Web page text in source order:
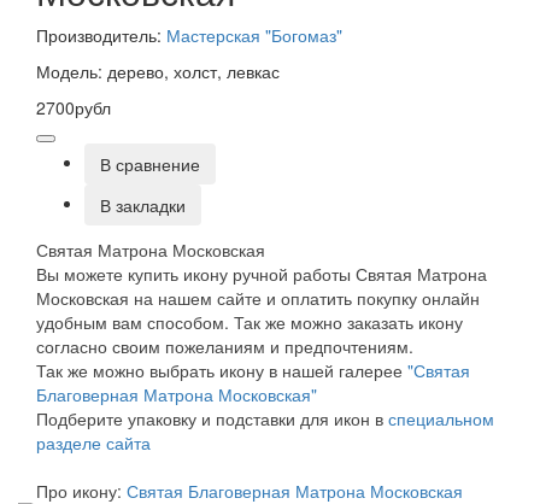
Производитель: Мастерская "Богомаз"
Модель: дерево, холст, левкас
2700рубл
В сравнение
В закладки
Святая Матрона Московская
Вы можете купить икону ручной работы Святая Матрона
Московская на нашем сайте и оплатить покупку онлайн
удобным вам способом. Так же можно заказать икону
согласно своим пожеланиям и предпочтениям.
Так же можно выбрать икону в нашей галерее "Святая
Благоверная Матрона Московская"
Подберите упаковку и подставки для икон в специальном
разделе сайта
Про икону: Святая Благоверная Матрона Московская